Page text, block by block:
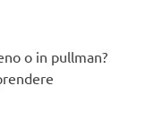
o in pullman?